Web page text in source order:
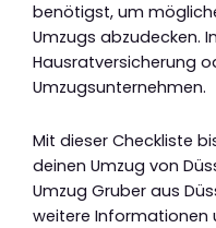
benötigst, um
Umzugs abzudecken.
Hausratversicherung
Umzugsunternehmen.
Mit dieser Checkliste
deinen Umzug von
Umzug Gruber aus
weitere Informationen